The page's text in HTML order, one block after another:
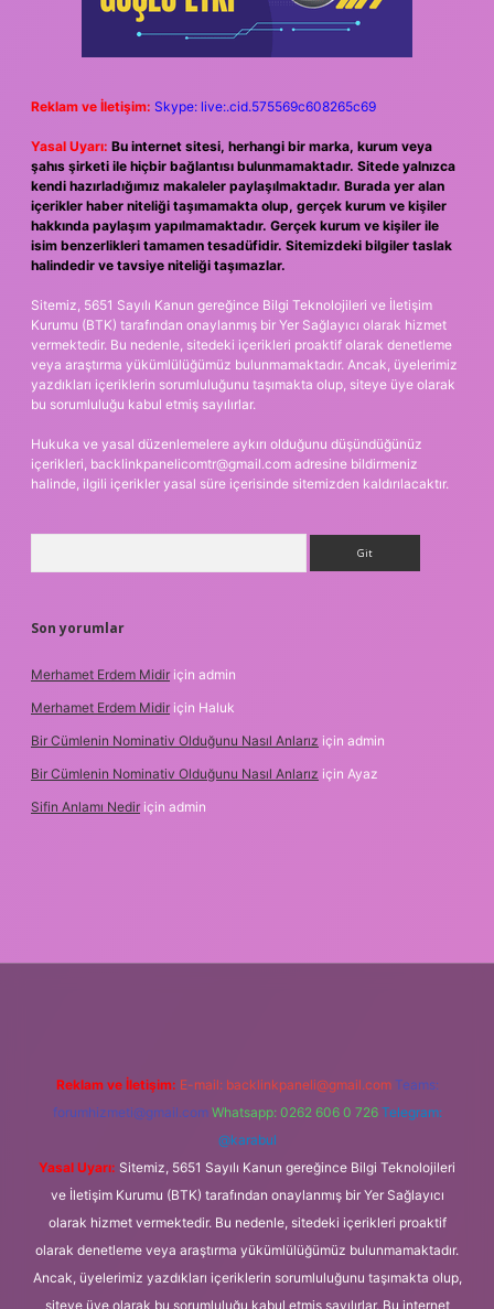
Reklam ve İletişim: Skype: live:.cid.575569c608265c69
Yasal Uyarı: Bu internet sitesi, herhangi bir marka, kurum veya
şahıs şirketi ile hiçbir bağlantısı bulunmamaktadır. Sitede yalnızca
kendi hazırladığımız makaleler paylaşılmaktadır. Burada yer alan
içerikler haber niteliği taşımamakta olup, gerçek kurum ve kişiler
hakkında paylaşım yapılmamaktadır. Gerçek kurum ve kişiler ile
isim benzerlikleri tamamen tesadüfidir. Sitemizdeki bilgiler taslak
halindedir ve tavsiye niteliği taşımazlar.
Sitemiz, 5651 Sayılı Kanun gereğince Bilgi Teknolojileri ve İletişim
Kurumu (BTK) tarafından onaylanmış bir Yer Sağlayıcı olarak hizmet
vermektedir. Bu nedenle, sitedeki içerikleri proaktif olarak denetleme
veya araştırma yükümlülüğümüz bulunmamaktadır. Ancak, üyelerimiz
yazdıkları içeriklerin sorumluluğunu taşımakta olup, siteye üye olarak
bu sorumluluğu kabul etmiş sayılırlar.
Hukuka ve yasal düzenlemelere aykırı olduğunu düşündüğünüz
içerikleri, backlinkpanelicomtr@gmail.com adresine bildirmeniz
halinde, ilgili içerikler yasal süre içerisinde sitemizden kaldırılacaktır.
Son yorumlar
Merhamet Erdem Midir için admin
Merhamet Erdem Midir için Haluk
Bir Cümlenin Nominativ Olduğunu Nasıl Anlarız için admin
Bir Cümlenin Nominativ Olduğunu Nasıl Anlarız için Ayaz
Sifin Anlamı Nedir için admin
Reklam ve İletişim: E-mail: backlinkpaneli@gmail.com Teams:
forumhizmeti@gmail.com Whatsapp: 0262 606 0 726 Telegram:
@karabul
Yasal Uyarı: Sitemiz, 5651 Sayılı Kanun gereğince Bilgi Teknolojileri
ve İletişim Kurumu (BTK) tarafından onaylanmış bir Yer Sağlayıcı
olarak hizmet vermektedir. Bu nedenle, sitedeki içerikleri proaktif
olarak denetleme veya araştırma yükümlülüğümüz bulunmamaktadır.
Ancak, üyelerimiz yazdıkları içeriklerin sorumluluğunu taşımakta olup,
siteye üye olarak bu sorumluluğu kabul etmiş sayılırlar. Bu internet